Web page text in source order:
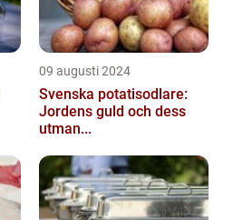
09 augusti 2024
Svenska potatisodlare:
Jordens guld och dess
utman...